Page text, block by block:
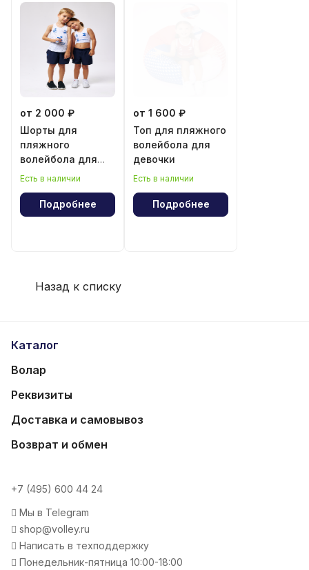
от 2 000 ₽
Шорты для
пляжного
волейбола для
мальчика и
Есть в наличии
Подробнее
от 1 600 ₽
Топ для пляжного
волейбола для
девочки
Есть в наличии
Подробнее
Назад к списку
Каталог
Волар
Реквизиты
Доставка и самовывоз
Возврат и обмен
+7 (495) 600 44 24
Мы в Telegram
shop@volley.ru
Написать в техподдержку
Понедельник-пятница 10:00-18:00